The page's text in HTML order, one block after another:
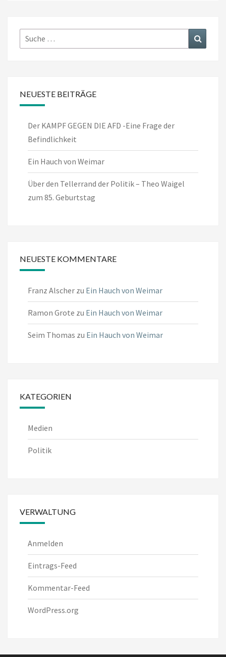
Suche
nach:
NEUESTE BEITRÄGE
Der KAMPF GEGEN DIE AFD -Eine Frage der
Befindlichkeit
Ein Hauch von Weimar
Über den Tellerrand der Politik – Theo Waigel
zum 85. Geburtstag
NEUESTE KOMMENTARE
Franz Alscher zu Ein Hauch von Weimar
Ramon Grote zu Ein Hauch von Weimar
Seim Thomas zu Ein Hauch von Weimar
KATEGORIEN
Medien
Politik
VERWALTUNG
Anmelden
Eintrags-Feed
Kommentar-Feed
WordPress.org